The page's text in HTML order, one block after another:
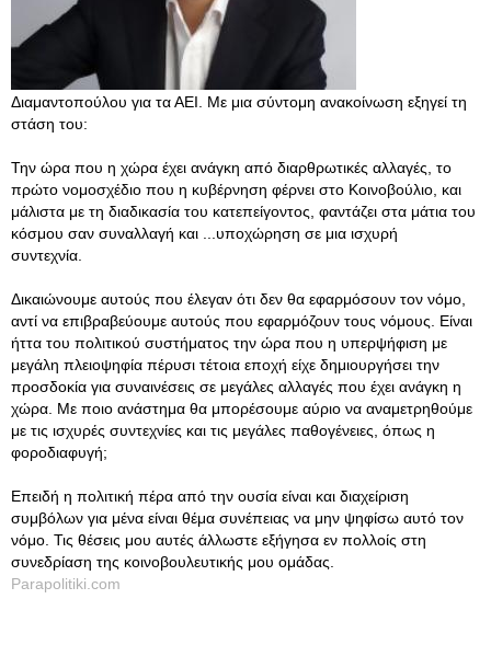
Διαμαντοπούλου για τα ΑΕΙ. Με μια σύντομη ανακοίνωση εξηγεί τη
στάση του:
Την ώρα που η χώρα έχει ανάγκη από διαρθρωτικές αλλαγές, το
πρώτο νομοσχέδιο που η κυβέρνηση φέρνει στο Κοινοβούλιο, και
μάλιστα με τη διαδικασία του κατεπείγοντος, φαντάζει στα μάτια του
κόσμου σαν συναλλαγή και ...υποχώρηση σε μια ισχυρή
συντεχνία.
Δικαιώνουμε αυτούς που έλεγαν ότι δεν θα εφαρμόσουν τον νόμο,
αντί να επιβραβεύουμε αυτούς που εφαρμόζουν τους νόμους. Είναι
ήττα του πολιτικού συστήματος την ώρα που η υπερψήφιση με
μεγάλη πλειοψηφία πέρυσι τέτοια εποχή είχε δημιουργήσει την
προσδοκία για συναινέσεις σε μεγάλες αλλαγές που έχει ανάγκη η
χώρα. Με ποιο ανάστημα θα μπορέσουμε αύριο να αναμετρηθούμε
με τις ισχυρές συντεχνίες και τις μεγάλες παθογένειες, όπως η
φοροδιαφυγή;
Επειδή η πολιτική πέρα από την ουσία είναι και διαχείριση
συμβόλων για μένα είναι θέμα συνέπειας να μην ψηφίσω αυτό τον
νόμο. Τις θέσεις μου αυτές άλλωστε εξήγησα εν πολλοίς στη
συνεδρίαση της κοινοβουλευτικής μου ομάδας.
Parapolitiki.com